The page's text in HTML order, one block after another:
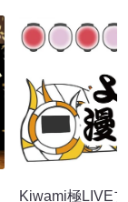
Kiwami極LIVE